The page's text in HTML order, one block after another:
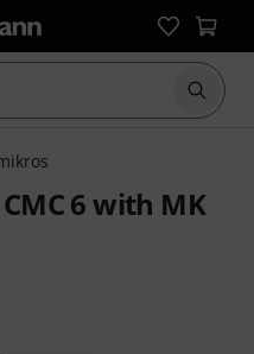
Suche
6 with MK
aus 15 Kundenbewertungen